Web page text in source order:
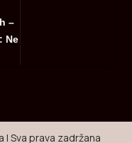
–
Ne
| Sva prava zadržana